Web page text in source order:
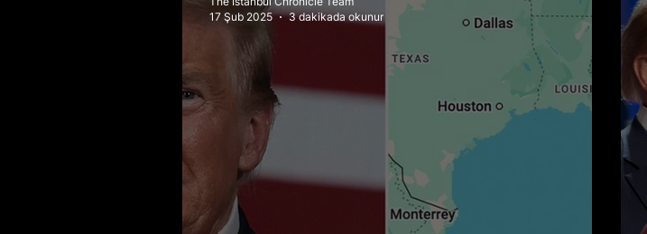
17 Şub 2025
3 dakikada okunur